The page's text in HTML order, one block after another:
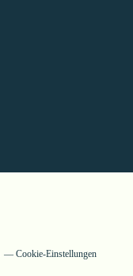
Cookie-Einstellungen